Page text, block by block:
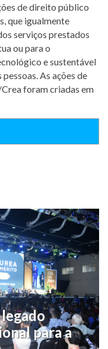
de direito público
que igualmente
serviços prestados
ou para o
e sustentável
As ações de
foram criadas em
para a